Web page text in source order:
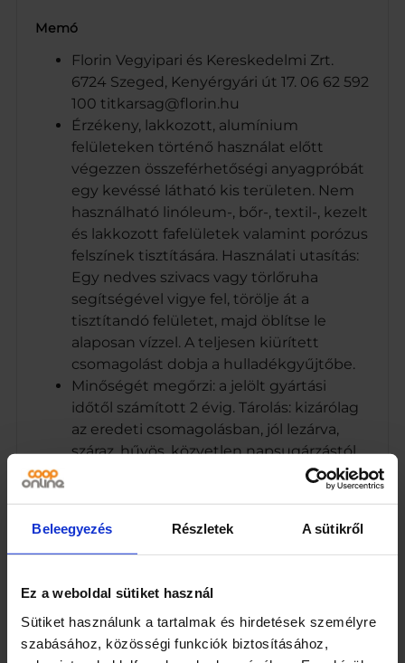
Beleegyezés Részletek A sütikről
Ez a weboldal sütiket használ
Sütiket használunk a tartalmak és hirdetések személyre
szabásához, közösségi funkciók biztosításához,
Memó
Florin Vegyipari és Kereskedelmi Zrt.
6724 Szeged, Kenyérgyári út 17. 06 62 592
100 titkarsag@florin.hu
Érzékeny, lakkozott, alumínium
felületeken történő használat előtt
végezzen összeférhetőségi anyagpróbát
egy kevéssé látható kis területen. Nem
használható linóleum-, bőr-, textil-, kezelt
és lakkozott fafelületek valamint porózus
felszínek tisztítására. Használati utasítás:
Egy nedves szivacs vagy törlőruha
segítségével vigye fel, törölje át a
tisztítandó felületet, majd öblítse le
alaposan vízzel. A teljesen kiürített
csomagolást dobja a hulladékgyűjtőbe.
Minőségét megőrzi: a jelölt gyártási
időtől számított 2 évig. Tárolás: kizárólag
az eredeti csomagolásban, jól lezárva,
száraz, hűvös, közvetlen napsugárzástól
CO-OP Hungary Zrt., 1097 Budapest,
www.coop.hu ETTSZ Tel: 06 80 20 11 99
Természetes eredetű ásványi anyaggal
hatással gondoskodik a kifogástalan
tisztaságról krómozott-, nemesacél-,
kerámia-, zománcozott és műanyag